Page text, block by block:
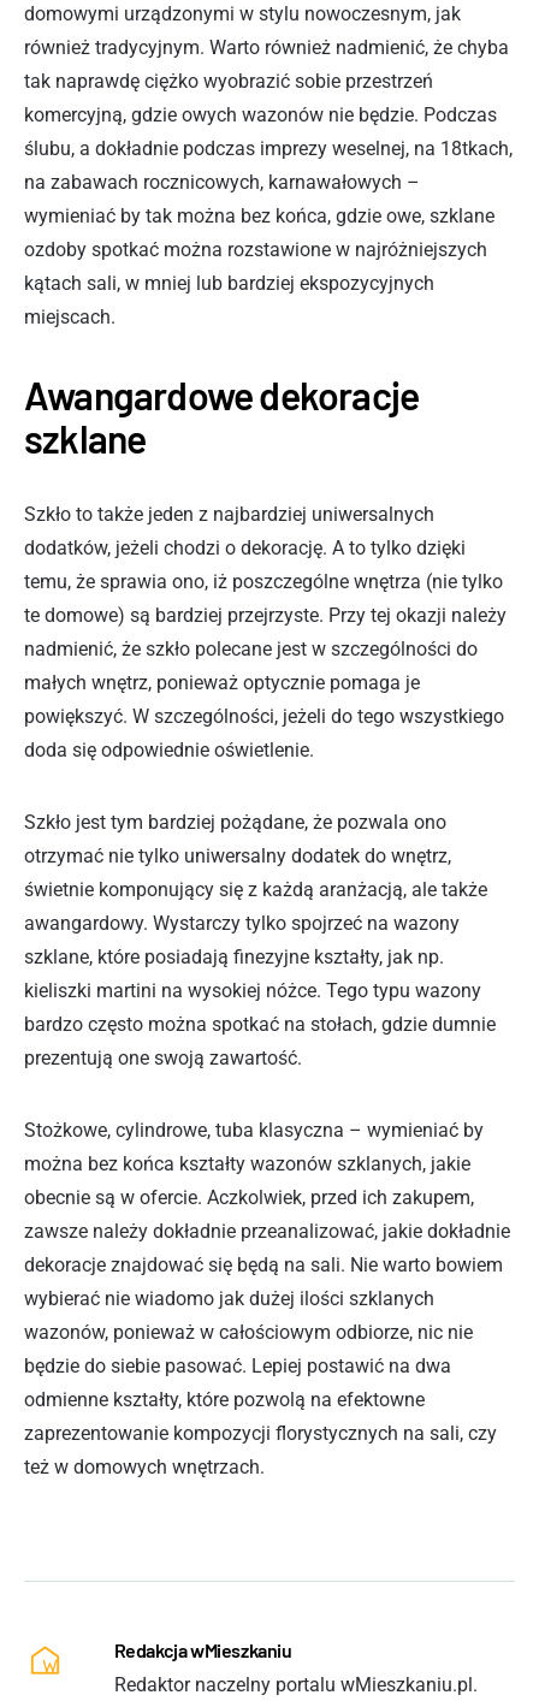
domowymi urządzonymi w stylu nowoczesnym, jak
również tradycyjnym. Warto również nadmienić, że chyba
tak naprawdę ciężko wyobrazić sobie przestrzeń
komercyjną, gdzie owych wazonów nie będzie. Podczas
ślubu, a dokładnie podczas imprezy weselnej, na 18tkach,
na zabawach rocznicowych, karnawałowych –
wymieniać by tak można bez końca, gdzie owe, szklane
ozdoby spotkać można rozstawione w najróżniejszych
kątach sali, w mniej lub bardziej ekspozycyjnych
miejscach.
Awangardowe dekoracje
szklane
Szkło to także jeden z najbardziej uniwersalnych
dodatków, jeżeli chodzi o dekorację. A to tylko dzięki
temu, że sprawia ono, iż poszczególne wnętrza (nie tylko
te domowe) są bardziej przejrzyste. Przy tej okazji należy
nadmienić, że szkło polecane jest w szczególności do
małych wnętrz, ponieważ optycznie pomaga je
powiększyć. W szczególności, jeżeli do tego wszystkiego
doda się odpowiednie oświetlenie.
Szkło jest tym bardziej pożądane, że pozwala ono
otrzymać nie tylko uniwersalny dodatek do wnętrz,
świetnie komponujący się z każdą aranżacją, ale także
awangardowy. Wystarczy tylko spojrzeć na wazony
szklane, które posiadają finezyjne kształty, jak np.
kieliszki martini na wysokiej nóżce. Tego typu wazony
bardzo często można spotkać na stołach, gdzie dumnie
prezentują one swoją zawartość.
Stożkowe, cylindrowe, tuba klasyczna – wymieniać by
można bez końca kształty wazonów szklanych, jakie
obecnie są w ofercie. Aczkolwiek, przed ich zakupem,
zawsze należy dokładnie przeanalizować, jakie dokładnie
dekoracje znajdować się będą na sali. Nie warto bowiem
wybierać nie wiadomo jak dużej ilości szklanych
wazonów, ponieważ w całościowym odbiorze, nic nie
będzie do siebie pasować. Lepiej postawić na dwa
odmienne kształty, które pozwolą na efektowne
zaprezentowanie kompozycji florystycznych na sali, czy
też w domowych wnętrzach.
Redakcja wMieszkaniu
Redaktor naczelny portalu wMieszkaniu.pl.